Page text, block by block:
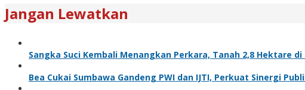
Jangan Lewatkan
Sangka Suci Kembali Menangkan Perkara, Tanah 2,8 Hektare
Bea Cukai Sumbawa Gandeng PWI dan IJTI, Perkuat Sinergi